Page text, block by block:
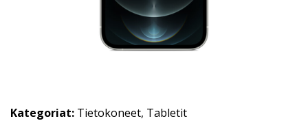
Kategoriat: Tietokoneet, Tabletit